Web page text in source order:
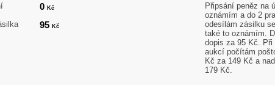
0Kč
95Kč
Připsání peněz na
oznámím a do 2
odesílám zásilku
také to oznámím.
dopis za 95 Kč.
aukcí počítám
Kč za 149 Kč a
179 Kč.